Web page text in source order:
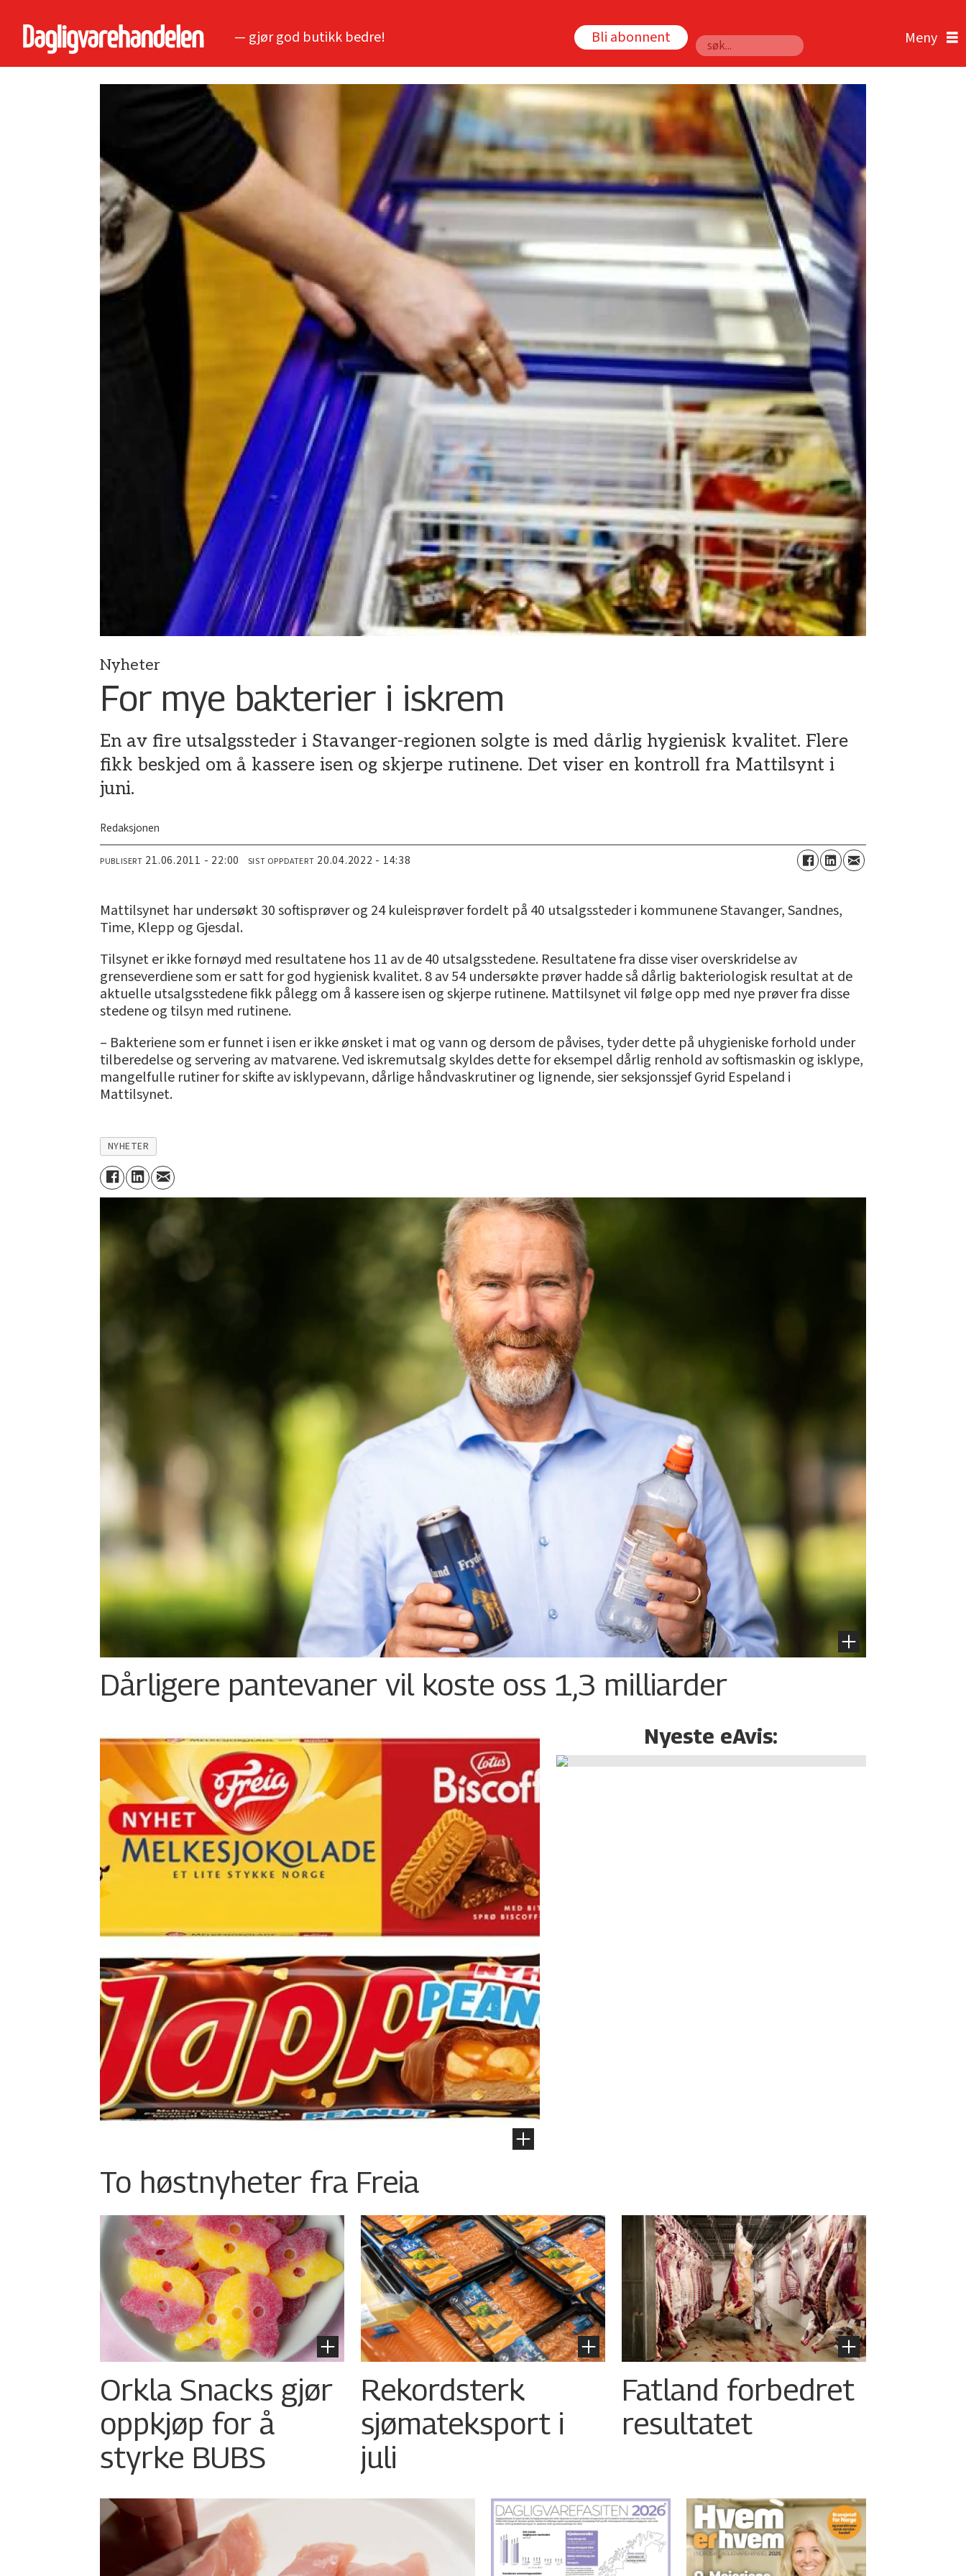
— gjør god butikk bedre! Bli abonnent
Søk
Nyheter
For mye bakterier i iskrem
En av fire utsalgssteder i Stavanger-regionen solgte is med dårlig hygienisk kvalitet. Flere
fikk beskjed om å kassere isen og skjerpe rutinene. Det viser en kontroll fra Mattilsynt i
juni.
Redaksjonen
PUBLISERT 21.06.2011 - 22:00 SIST OPPDATERT 20.04.2022 - 14:38
Mattilsynet har undersøkt 30 softisprøver og 24 kuleisprøver fordelt på 40 utsalgssteder i kommunene Stavanger, Sandnes,
Time, Klepp og Gjesdal.
Tilsynet er ikke fornøyd med resultatene hos 11 av de 40 utsalgsstedene. Resultatene fra disse viser overskridelse av
grenseverdiene som er satt for god hygienisk kvalitet. 8 av 54 undersøkte prøver hadde så dårlig bakteriologisk resultat at de
aktuelle utsalgsstedene fikk pålegg om å kassere isen og skjerpe rutinene. Mattilsynet vil følge opp med nye prøver fra disse
stedene og tilsyn med rutinene.
– Bakteriene som er funnet i isen er ikke ønsket i mat og vann og dersom de påvises, tyder dette på uhygieniske forhold under
tilberedelse og servering av matvarene. Ved iskremutsalg skyldes dette for eksempel dårlig renhold av softismaskin og isklype,
mangelfulle rutiner for skifte av isklypevann, dårlige håndvaskrutiner og lignende, sier seksjonssjef Gyrid Espeland i
Mattilsynet.
NYHETER
Dårligere pantevaner vil koste oss 1,3 milliarder
To høstnyheter fra Freia
Nyeste eAvis:
Orkla Snacks gjør
oppkjøp for å
styrke BUBS
Rekordsterk
sjømateksport i
juli
Fatland forbedret
resultatet